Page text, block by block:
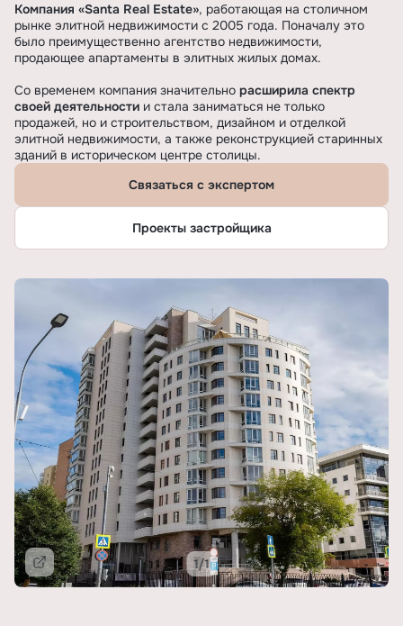
Компания «Santa Real Estate», работающая на столичном
рынке элитной недвижимости с 2005 года. Поначалу это
было преимущественно агентство недвижимости,
продающее апартаменты в элитных жилых домах.
Со временем компания значительно расширила спектр
своей деятельности и стала заниматься не только
продажей, но и строительством, дизайном и отделкой
элитной недвижимости, а также реконструкцией старинных
зданий в историческом центре столицы.
Связаться с экспертом
Проекты застройщика
Подробнее 1/1